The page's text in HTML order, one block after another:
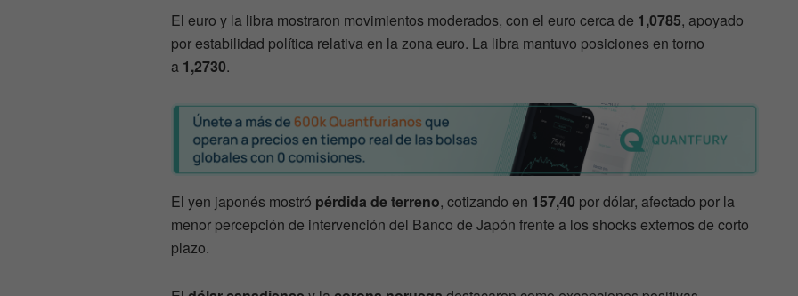
El euro y la libra mostraron movimientos moderados, con el euro cerca de 1,0785, apoyado
por estabilidad política relativa en la zona euro. La libra mantuvo posiciones en torno
a 1,2730.
El yen japonés mostró pérdida de terreno, cotizando en 157,40 por dólar, afectado por la
menor percepción de intervención del Banco de Japón frente a los shocks externos de corto
plazo.